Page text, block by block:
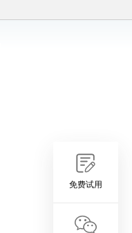
免费试用